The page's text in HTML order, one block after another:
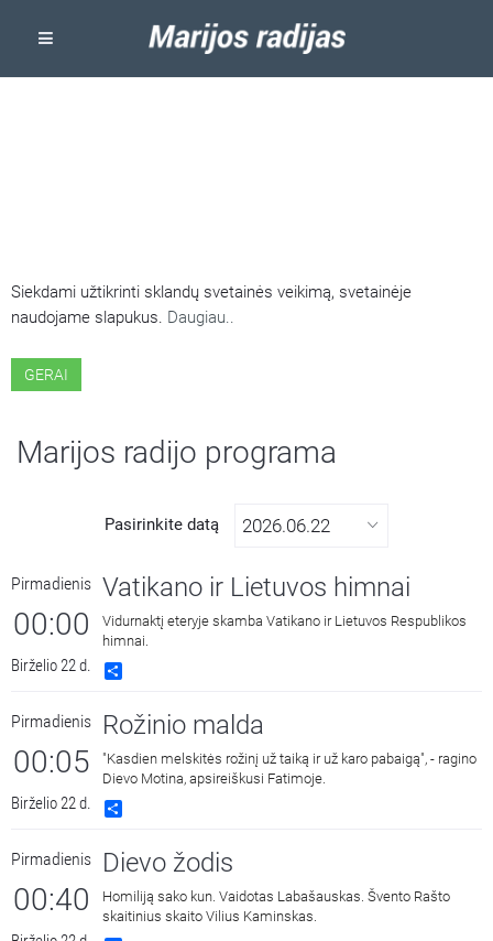
Siekdami užtikrinti sklandų svetainės veikimą, svetainėje
naudojame slapukus. Daugiau..
GERAI
Marijos radijo programa
Pasirinkite datą
Pirmadienis
00:00
Birželio 22 d.
Vatikano ir Lietuvos himnai
Vidurnaktį eteryje skamba Vatikano ir Lietuvos Respublikos
himnai.
Pirmadienis
00:05
Birželio 22 d.
Rožinio malda
"Kasdien melskitės rožinį už taiką ir už karo pabaigą", - ragino
Dievo Motina, apsireiškusi Fatimoje.
Pirmadienis
00:40
Dievo žodis
Homiliją sako kun. Vaidotas Labašauskas. Švento Rašto
skaitinius skaito Vilius Kaminskas.